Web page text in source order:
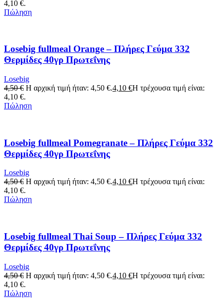
4,10 €.
Πώληση
Losebig fullmeal Orange – Πλήρες Γεύμα 332
Θερμίδες 40γρ Πρωτεΐνης
Losebig
4,50€ Η αρχική τιμή ήταν: 4,50 €.4,10 €Η τρέχουσα τιμή είναι:
4,10 €.
Πώληση
Losebig fullmeal Pomegranate – Πλήρες Γεύμα 332
Θερμίδες 40γρ Πρωτεΐνης
Losebig
4,50€ Η αρχική τιμή ήταν: 4,50 €.4,10 €Η τρέχουσα τιμή είναι:
4,10 €.
Πώληση
Losebig fullmeal Thai Soup – Πλήρες Γεύμα 332
Θερμίδες 40γρ Πρωτεΐνης
Losebig
4,50€ Η αρχική τιμή ήταν: 4,50 €.4,10 €Η τρέχουσα τιμή είναι:
4,10 €.
Πώληση